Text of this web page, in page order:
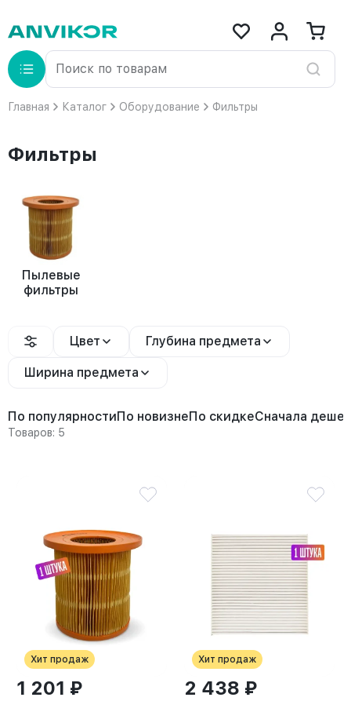
Главная Каталог Оборудование Фильтры
Фильтры
Пылевые
фильтры
Цвет Глубина предмета
Ширина предмета
По популярностиПо новизнеПо скидкеСначала
Товаров: 5
Хит продаж
1 201 ₽
Хит продаж
2 438 ₽